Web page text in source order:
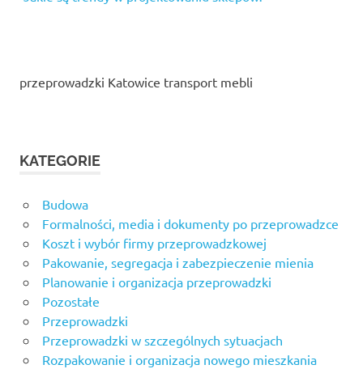
przeprowadzki Katowice transport mebli
KATEGORIE
Budowa
Formalności, media i dokumenty po przeprowadzce
Koszt i wybór firmy przeprowadzkowej
Pakowanie, segregacja i zabezpieczenie mienia
Planowanie i organizacja przeprowadzki
Pozostałe
Przeprowadzki
Przeprowadzki w szczególnych sytuacjach
Rozpakowanie i organizacja nowego mieszkania